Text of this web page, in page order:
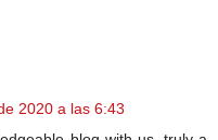
2020 a las 6:43